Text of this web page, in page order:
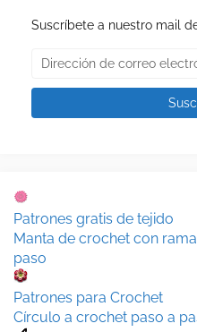
Suscríbete a nuestro mail
Patrones gratis de tejido
Manta de crochet con
paso
Patrones para Crochet
Círculo a crochet paso a